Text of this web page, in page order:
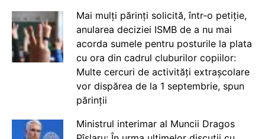
Mai mulți părinți solicită, într-o petiție,
anularea deciziei ISMB de a nu mai
acorda sumele pentru posturile la plata
cu ora din cadrul cluburilor copiilor:
Multe cercuri de activități extrașcolare
vor dispărea de la 1 septembrie, spun
părinții
Ministrul interimar al Muncii Dragos